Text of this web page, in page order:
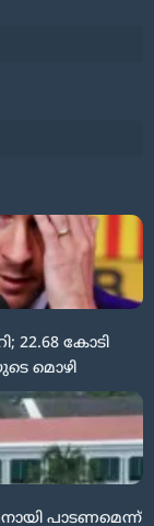
22.68 കോടി
മൊഴി
പാടണമെന്ന്